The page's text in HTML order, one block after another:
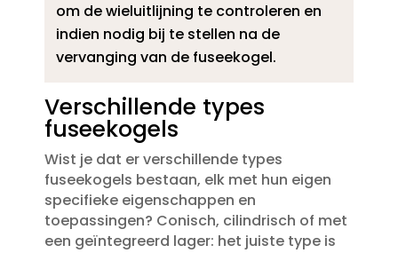
om de wieluitlijning te controleren en
indien nodig bij te stellen na de
vervanging van de fuseekogel.​
Verschillende types
fuseekogels
Wist je dat er verschillende types
fuseekogels bestaan, elk met hun eigen
specifieke eigenschappen en
toepassingen? Conisch, cilindrisch of met
een geïntegreerd lager: het juiste type is